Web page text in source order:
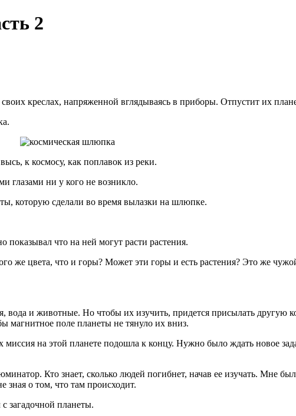
2
креслах, напряженной вглядываясь в приборы. Отпустит их
к космосу, как поплавок из реки.
глазами ни у кого не возникло.
которую сделали во время вылазки на шлюпке.
что на ней могут расти растения.
же цвета, что и горы? Может эти горы и есть растения? Это же
вода и животные. Но чтобы их изучить, придется присылать другую
магнитное поле планеты не тянуло их вниз.
на этой планете подошла к концу. Нужно было ждать новое
Кто знает, сколько людей погибнет, начав ее изучать. Мне
зная о том, что там происходит.
загадочной планеты.